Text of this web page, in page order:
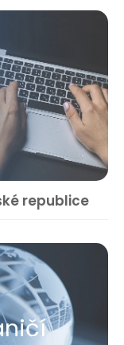
republice